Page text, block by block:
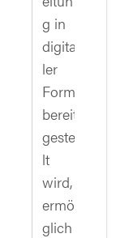
g in
digita
ler
Form
bereit
gestel
lt
wird,
ermö
glich